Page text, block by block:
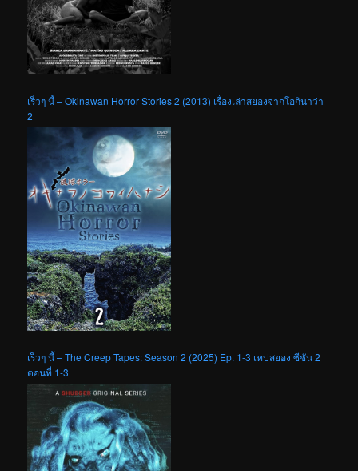
เร็วๆ นี้ – Okinawan Horror Stories 2 (2013) เรื่องเล่าสยองจากโอกินาว่า
2
เร็วๆ นี้ – The Creep Tapes: Season 2 (2025) Ep. 1-3 เทปสยอง ซีซัน 2
ตอนที่ 1-3